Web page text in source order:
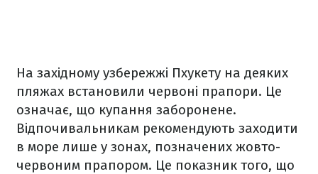
На західному узбережжі Пхукету на деяких
пляжах встановили червоні прапори. Це
означає, що купання заборонене.
Відпочивальникам рекомендують заходити
в море лише у зонах, позначених жовто-
червоним прапором. Це показник того, що